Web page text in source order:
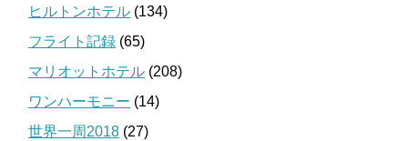
ヒルトンホテル (134)
フライト記録 (65)
マリオットホテル (208)
ワンハーモニー (14)
世界一周2018 (27)